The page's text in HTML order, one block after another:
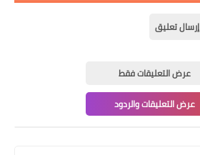
إرسال تعليق
عرض التعليقات فقط
عرض التعليقات والردود